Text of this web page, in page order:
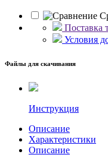
Поставка
Условия
Файлы для скачивания
Инструкция
Описание
Характеристики
Описание